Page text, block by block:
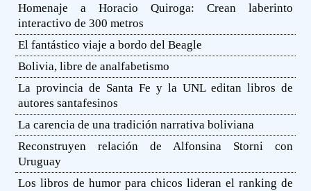
Homenaje a Horacio Quiroga: Crean laberinto
interactivo de 300 metros
El fantástico viaje a bordo del Beagle
Bolivia, libre de analfabetismo
La provincia de Santa Fe y la UNL editan libros de
autores santafesinos
La carencia de una tradición narrativa boliviana
Reconstruyen relación de Alfonsina Storni con
Uruguay
Los libros de humor para chicos lideran el ranking de